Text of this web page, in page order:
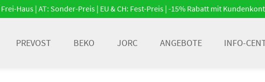
Frei-Haus | AT: Sonder-Preis | EU & CH: Fest-Preis | -15% Rabatt mit
PREVOST BEKO JORC ANGEBOTE INFO-